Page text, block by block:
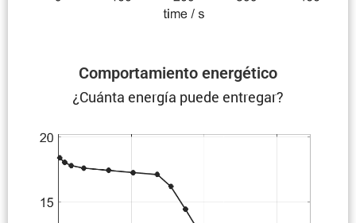
Compor­ta­miento energético
¿Cuánta energía puede entregar?